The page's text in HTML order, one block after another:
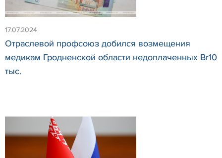
17.07.2024
Отраслевой профсоюз добился возмещения
медикам Гродненской области недоплаченных Br10
тыс.